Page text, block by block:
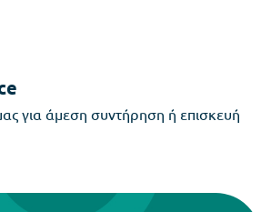
για άμεση συντήρηση ή επισκευή